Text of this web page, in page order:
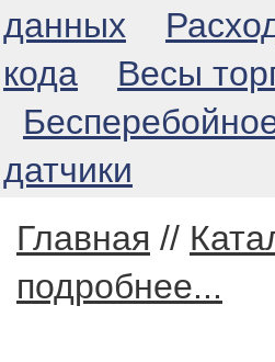
данных
кода
Весы
датчики
Главная //
подробнее...